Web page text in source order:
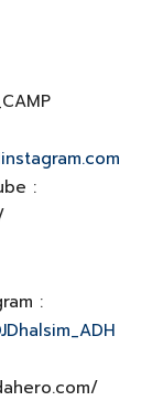
:
: